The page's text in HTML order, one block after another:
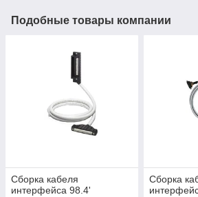
Подобные товары компании
Сборка кабеля
интерфейса 98.4'
Сборка